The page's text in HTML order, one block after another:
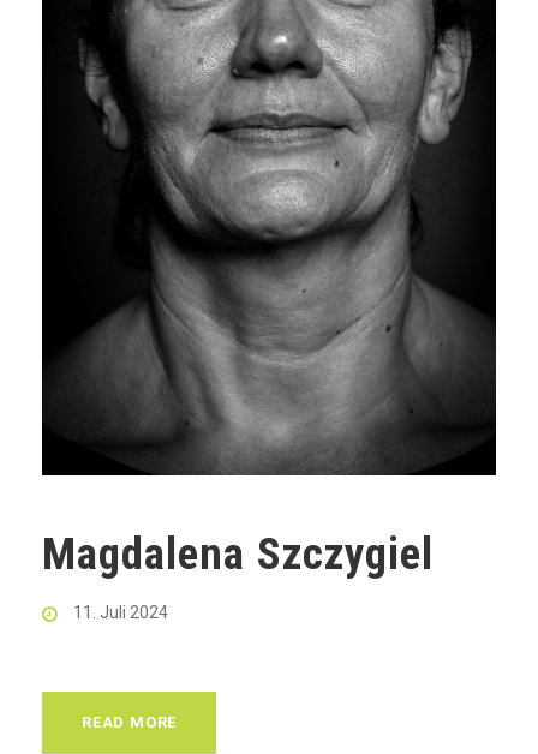
Magdalena Szczygiel
11. Juli 2024
READ MORE